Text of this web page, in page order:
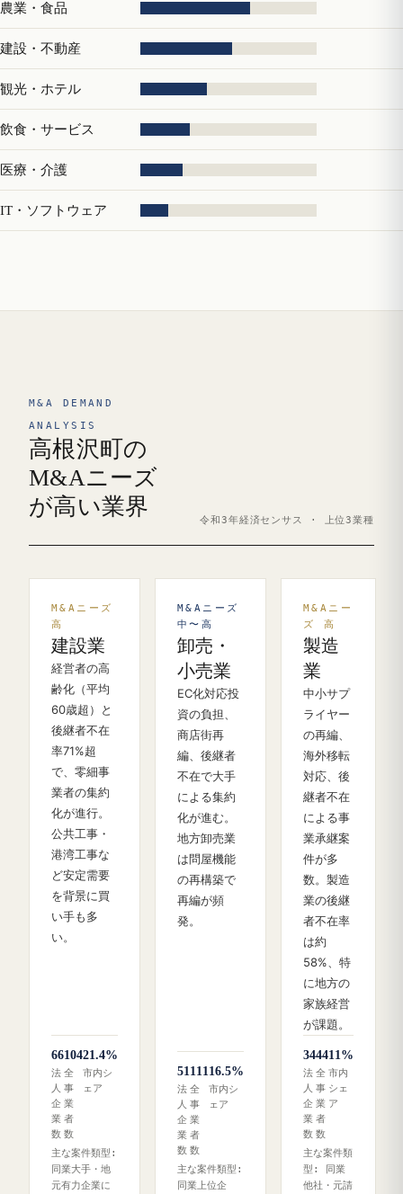
農業・食品
建設・不動産
観光・ホテル
飲食・サービス
医療・介護
IT・ソフトウェア
M&A DEMAND
ANALYSIS
高根沢町の
M&Aニーズ
が高い業界
令和3年経済センサス · 上位3業種
M&Aニーズ
高
建設業
経営者の高
齢化（平均
60歳超）と
後継者不在
率71%超
で、零細事
業者の集約
化が進行。
公共工事・
港湾工事な
ど安定需要
を背景に買
い手も多
い。
66
法
人
企
業
数
104
全
事
業
者
数
21.4%
市内シ
ェア
主な案件類型:
同業大手・地
元有力企業に
M&Aニーズ
中〜高
卸売・
小売業
EC化対応投
資の負担、
商店街再
編、後継者
不在で大手
による集約
化が進む。
地方卸売業
は問屋機能
の再構築で
再編が頻
発。
51
法
人
企
業
数
111
全
事
業
者
数
16.5%
市内シ
ェア
主な案件類型:
同業上位企
M&Aニー
ズ 高
製造
業
中小サプ
ライヤー
の再編、
海外移転
対応、後
継者不在
による事
業承継案
件が多
数。製造
業の後継
者不在率
は約
58%、特
に地方の
家族経営
が課題。
34
法
人
企
業
数
44
全
事
業
者
数
11%
市内
シェ
ア
主な案件類
型: 同業
他社・元請